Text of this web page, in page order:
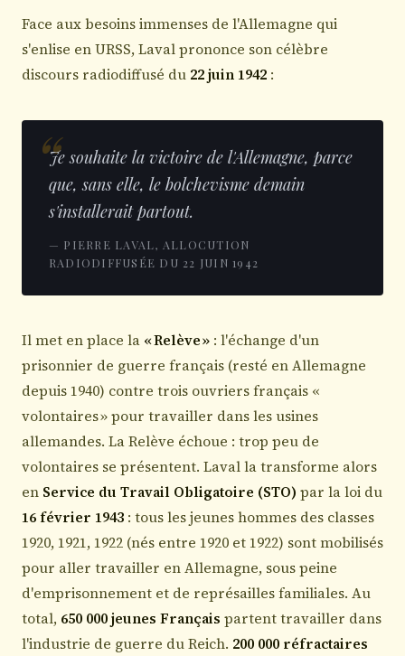
Face aux besoins immenses de l'Allemagne qui
s'enlise en URSS, Laval prononce son célèbre
discours radiodiffusé du 22 juin 1942 :
Je souhaite la victoire de l'Allemagne, parce
que, sans elle, le bolchevisme demain
s'installerait partout.
— PIERRE LAVAL, ALLOCUTION
RADIODIFFUSÉE DU 22 JUIN 1942
Il met en place la « Relève » : l'échange d'un
prisonnier de guerre français (resté en Allemagne
depuis 1940) contre trois ouvriers français «
volontaires » pour travailler dans les usines
allemandes. La Relève échoue : trop peu de
volontaires se présentent. Laval la transforme alors
en Service du Travail Obligatoire (STO) par la loi du
16 février 1943 : tous les jeunes hommes des classes
1920, 1921, 1922 (nés entre 1920 et 1922) sont mobilisés
pour aller travailler en Allemagne, sous peine
d'emprisonnement et de représailles familiales. Au
total, 650 000 jeunes Français partent travailler dans
l'industrie de guerre du Reich. 200 000 réfractaires